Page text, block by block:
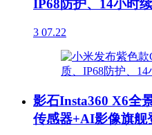
IP68防护、14小时
3 07.22
影石Insta360 X6全
传感器+AI影像旗舰